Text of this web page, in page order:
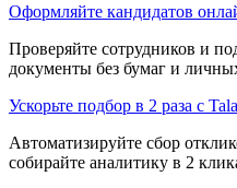
Оформляйте кандидатов
Проверяйте сотрудников и
документы без бумаг и
Ускорьте подбор в 2 раза с
Автоматизируйте сбор
собирайте аналитику в 2